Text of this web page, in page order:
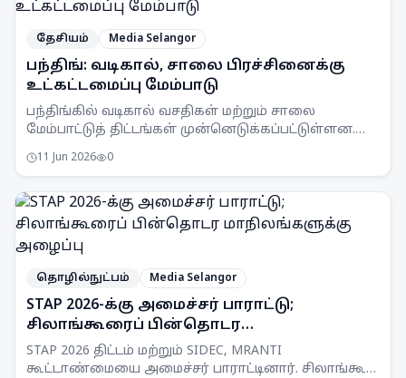
தேசியம் Media Selangor
பந்திங்: வடிகால், சாலை பிரச்சினைக்கு
உட்கட்டமைப்பு மேம்பாடு
பந்திங்கில் வடிகால் வசதிகள் மற்றும் சாலை
மேம்பாட்டுத் திட்டங்கள் முன்னெடுக்கப்பட்டுள்ளன.
உறுதி செய்யும்.
11 Jun 2026 0
தொழில்நுட்பம் Media Selangor
STAP 2026-க்கு அமைச்சர் பாராட்டு;
சிலாங்கூரைப் பின்தொடர
மாநிலங்களுக்கு அழைப்பு
STAP 2026 திட்டம் மற்றும் SIDEC, MRANTI
கூட்டாண்மையை அமைச்சர் பாராட்டினார். சிலாங்கூர்